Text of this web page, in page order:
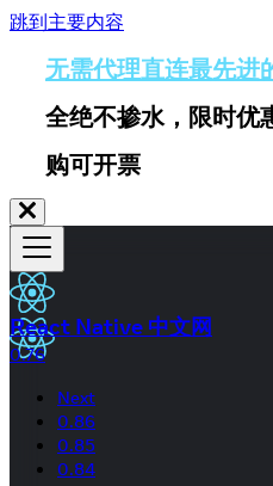
跳到主要内容
无需代理直连最先进
全绝不掺水，限时优
购可开票
React Native 中文网
0.76
Next
0.86
0.85
0.84